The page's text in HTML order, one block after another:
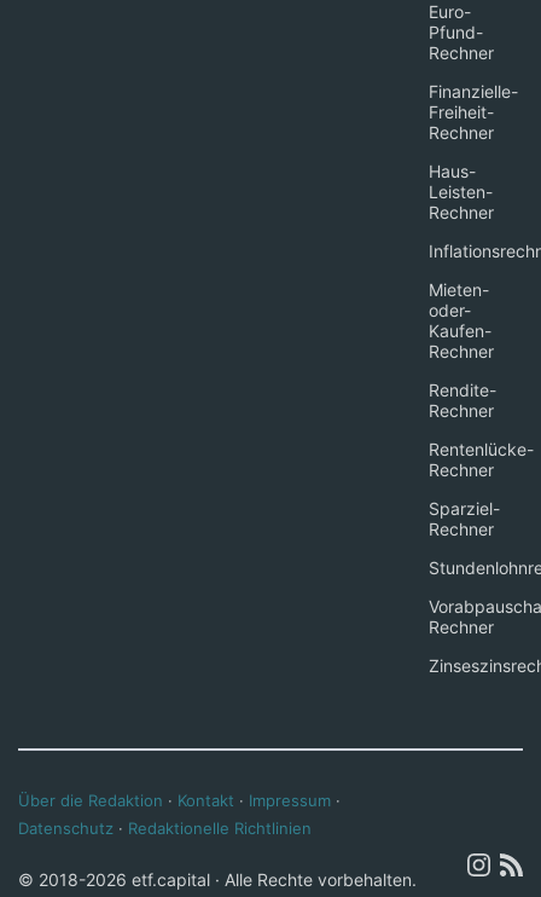
Euro-
Pfund-
Rechner
Finanzielle-
Freiheit-
Rechner
Haus-
Leisten-
Rechner
Mieten-
oder-
Kaufen-
Rechner
Rendite-
Rechner
Rentenlücke-
Rechner
Sparziel-
Rechner
Rechner
Über die Redaktion · Kontakt · Impressum ·
Datenschutz · Redaktionelle Richtlinien
© 2018-2026 etf.capital · Alle Rechte vorbehalten.